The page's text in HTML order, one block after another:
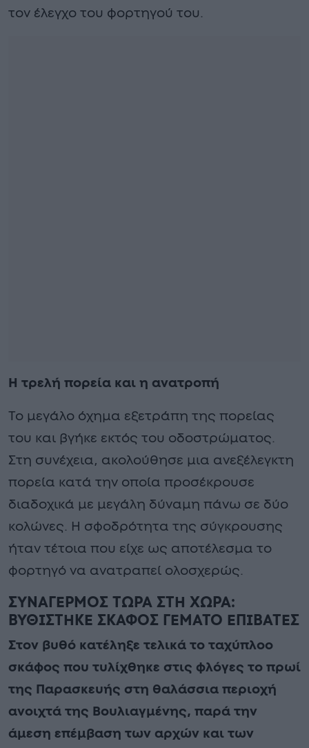
τον έλεγχο του φορτηγού του.
Η τρελή πορεία και η ανατροπή
Το μεγάλο όχημα εξετράπη της πορείας
του και βγήκε εκτός του οδοστρώματος.
Στη συνέχεια, ακολούθησε μια ανεξέλεγκτη
πορεία κατά την οποία προσέκρουσε
διαδοχικά με μεγάλη δύναμη πάνω σε δύο
κολώνες. Η σφοδρότητα της σύγκρουσης
ήταν τέτοια που είχε ως αποτέλεσμα το
φορτηγό να ανατραπεί ολοσχερώς.
ΣΥΝΑΓΕΡΜΟΣ ΤΩΡΑ ΣΤΗ ΧΩΡΑ:
ΒΥΘΙΣΤΗΚΕ ΣΚΑΦΟΣ ΓΕΜΑΤΟ ΕΠΙΒΑΤΕΣ
Στον βυθό κατέληξε τελικά το ταχύπλοο
σκάφος που τυλίχθηκε στις φλόγες το πρωί
της Παρασκευής στη θαλάσσια περιοχή
ανοιχτά της Βουλιαγμένης, παρά την
άμεση επέμβαση των αρχών και των